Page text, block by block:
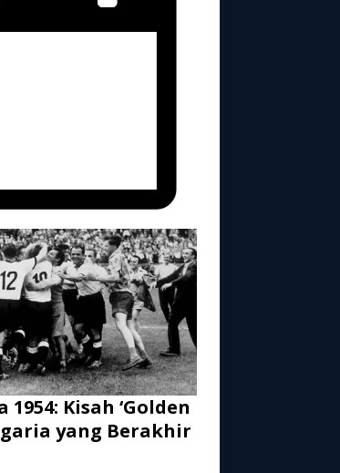
1954: Kisah ‘Golden
yang Berakhir